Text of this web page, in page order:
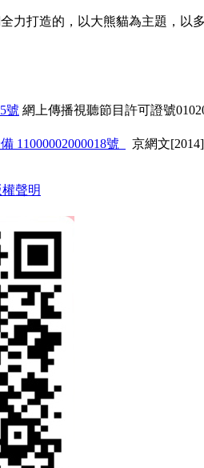
力打造的，以大熊貓為主題，以
號 網上傳播視聽節目許可證號
11000002000018號 京網文
權聲明